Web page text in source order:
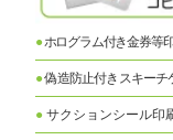
●ホログラム付き金券等
●偽造防止付きスキーチ
● サクションシール印